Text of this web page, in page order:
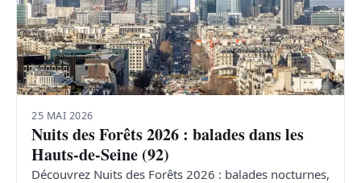
25 MAI 2026
Nuits des Forêts 2026 : balades dans les
Hauts-de-Seine (92)
Découvrez Nuits des Forêts 2026 : balades nocturnes,